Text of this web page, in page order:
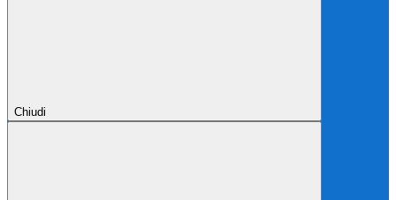
Chiudi